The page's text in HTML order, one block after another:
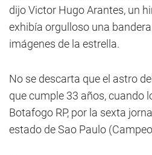
dijo Victor Hugo Arantes, un
exhibía orgulloso una
imágenes de la estrella.
No se descarta que el astro
que cumple 33 años, cuando
Botafogo RP, por la sexta
estado de Sao Paulo